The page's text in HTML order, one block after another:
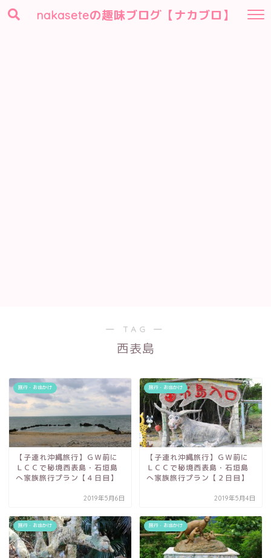
nakaseteの趣味ブログ【ナカブロ】
― TAG ―
西表島
旅行・お出かけ
【子連れ沖縄旅行】ＧＷ前に
ＬＣＣで秘境西表島・石垣島
へ家族旅行プラン【４日目】
2019年5月6日
旅行・お出かけ
【子連れ沖縄旅行】ＧＷ前に
ＬＣＣで秘境西表島・石垣島
へ家族旅行プラン【２日目】
2019年5月4日
旅行・お出かけ 旅行・お出かけ